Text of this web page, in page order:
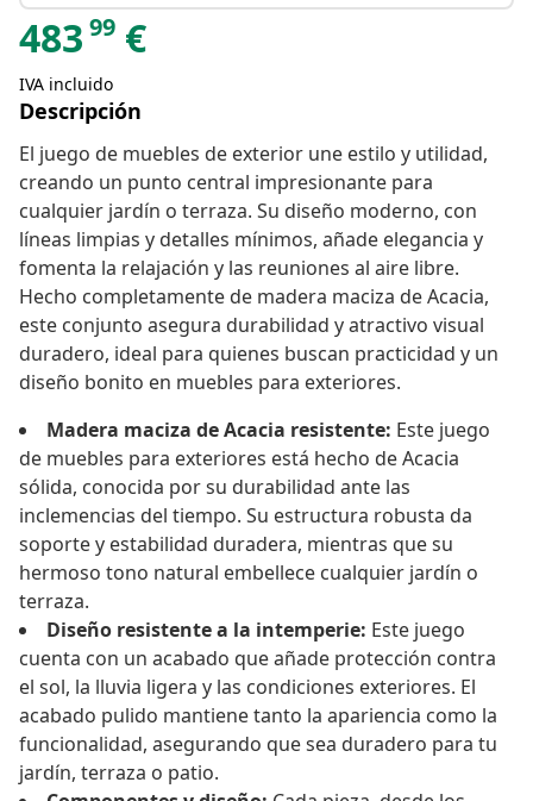
483 99 €
IVA incluido
Descripción
El juego de muebles de exterior une estilo y utilidad,
creando un punto central impresionante para
cualquier jardín o terraza. Su diseño moderno, con
líneas limpias y detalles mínimos, añade elegancia y
fomenta la relajación y las reuniones al aire libre.
Hecho completamente de madera maciza de Acacia,
este conjunto asegura durabilidad y atractivo visual
duradero, ideal para quienes buscan practicidad y un
diseño bonito en muebles para exteriores.
Madera maciza de Acacia resistente: Este juego
de muebles para exteriores está hecho de Acacia
sólida, conocida por su durabilidad ante las
inclemencias del tiempo. Su estructura robusta da
soporte y estabilidad duradera, mientras que su
hermoso tono natural embellece cualquier jardín o
terraza.
Diseño resistente a la intemperie: Este juego
cuenta con un acabado que añade protección contra
el sol, la lluvia ligera y las condiciones exteriores. El
acabado pulido mantiene tanto la apariencia como la
funcionalidad, asegurando que sea duradero para tu
jardín, terraza o patio.